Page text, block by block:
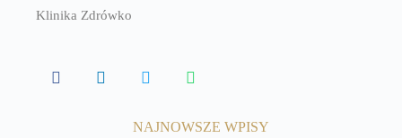
Klinika Zdrówko
NAJNOWSZE WPISY